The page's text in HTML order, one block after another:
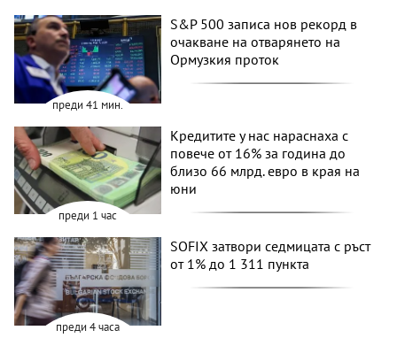
преди 41 мин.
S&P 500 записа нов рекорд в
очакване на отварянето на
Ормузкия проток
преди 1 час
Кредитите у нас нараснаха с
повече от 16% за година до
близо 66 млрд. евро в края на
юни
преди 4 часа
SOFIX затвори седмицата с ръст
от 1% до 1 311 пункта